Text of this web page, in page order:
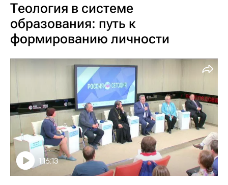
Теология в системе
образования: путь к
формированию личности
1:16:13